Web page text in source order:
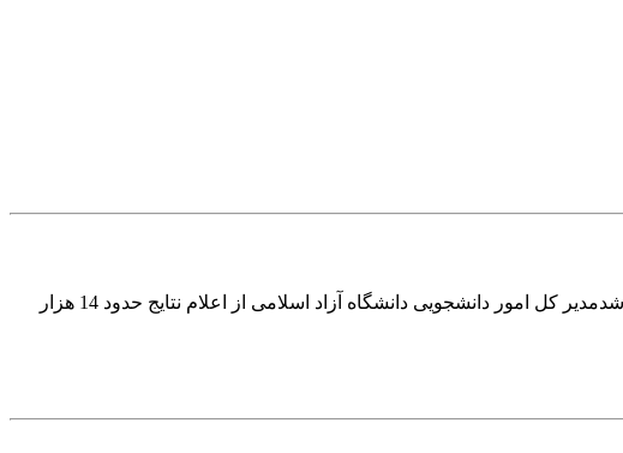
نتایج نقل و انتقال و میهمانی دانشگاه آزاد اسلامی اعلام شد دکتر صامت:نتایج نقل و انتقال و میهمانی دانشگاه آزاد اسلامی اعلام شدمدیر کل امور دانشجویی دانشگاه آزاد اسلامی از اعلام نتایج حدود 14 هزار